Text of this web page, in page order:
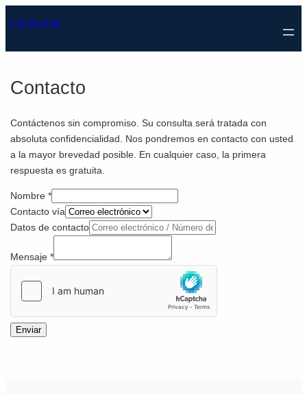
alL E N L A W
Contacto
Contáctenos sin compromiso. Su consulta será tratada con
absoluta confidencialidad. Nos pondremos en contacto con usted
a la mayor brevedad posible. En cualquier caso, la primera
respuesta es gratuita.
Nombre*
vía
Contacto
Contacto vía
Datos de contacto
Mensaje*
Enviar